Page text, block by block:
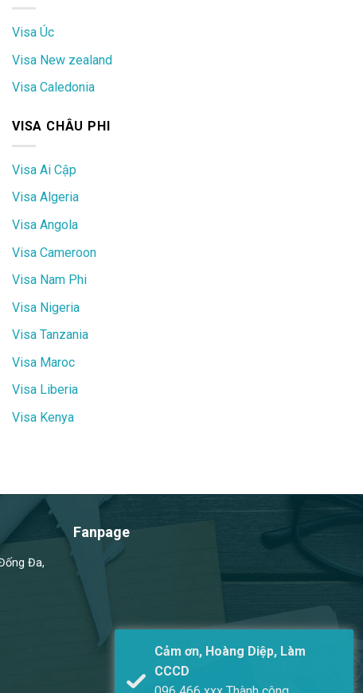
Visa Úc
Visa New zealand
Visa Caledonia
VISA CHÂU PHI
Visa Ai Cập
Visa Algeria
Visa Angola
Visa Cameroon
Visa Nam Phi
Visa Nigeria
Visa Tanzania
Visa Maroc
Visa Liberia
Visa Kenya
Đa,
Fanpage
Cảm ơn, Hoàng Diệp, Làm
CCCD